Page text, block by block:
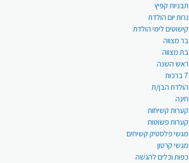
תבניות קפיץ
נרות יום הולדת
קישוטים לימי הולדת
בר מצווה
בת מצווה
ראש השנה
7 ברכות
הולדת הבן/ת
חינה
קערות קשיחות
קערות פשוטות
מגשי פלסטיק קשיחים
מגשי קרטון
כפות וכלים להגשה